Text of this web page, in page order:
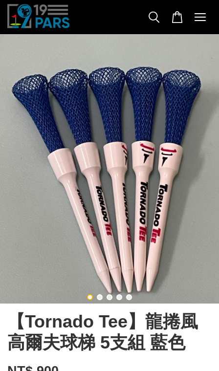
【Tornado Tee】龍捲風
高爾夫球梯 5支組 藍色